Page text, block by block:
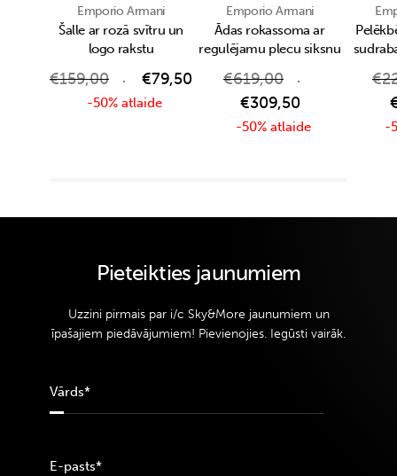
Emporio Armani
Šalle ar rozā svītru un
logo rakstu
€159,00 €79,50
-50% atlaide
Emporio Armani
Ādas rokassoma ar
regulējamu plecu siksnu
€619,00
€309,50
-50% atlaide
€
-
Pieteikties jaunumiem
Uzzini pirmais par i/c Sky&More jaunumiem un
īpašajiem piedāvājumiem! Pievienojies. Iegūsti vairāk.